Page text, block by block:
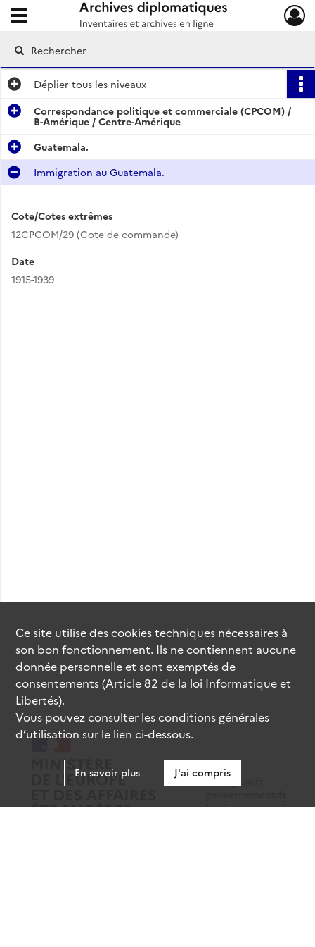
Archives diplomatiques
Ouvrir le menu déroulant
Déplier tous les niveaux
Correspondance politique et commerciale (CPCOM) /
B-Amérique / Centre-Amérique
Guatemala.
Immigration au Guatemala.
Cote/Cotes extrêmes
12CPCOM/29 (Cote de commande)
Date
1915-1939
data.gouv.fr
legifrance.gouv.fr
Ce site utilise descookiestechniques nécessaires à
son bon fonctionnement. Ils ne contiennent aucune
donnée personnelle et sont exemptés de
consentements (Article 82 de la loi Informatique et
Libertés).
Vous pouvez consulter les conditions générales
d’utilisation sur le lien ci-dessous.
En savoir plus J'ai compris